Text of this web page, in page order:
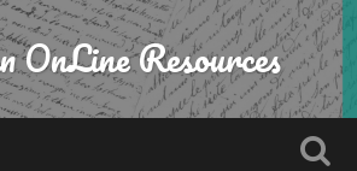
OnLine Resources